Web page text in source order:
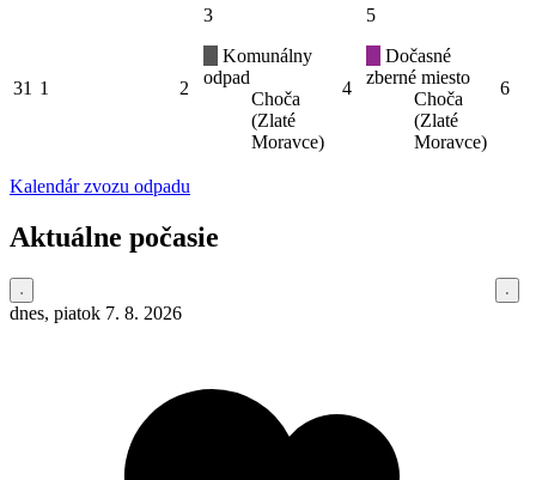
31 1 2
3
Komunálny
odpad
Choča
(Zlaté
Moravce)
4
5
Dočasné
zberné miesto
Choča
(Zlaté
Moravce)
6
Kalendár zvozu odpadu
Aktuálne počasie
dnes, piatok 7. 8. 2026